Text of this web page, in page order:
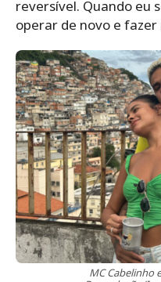
reversível. Quando eu
operar de novo e
MC Cabelinho